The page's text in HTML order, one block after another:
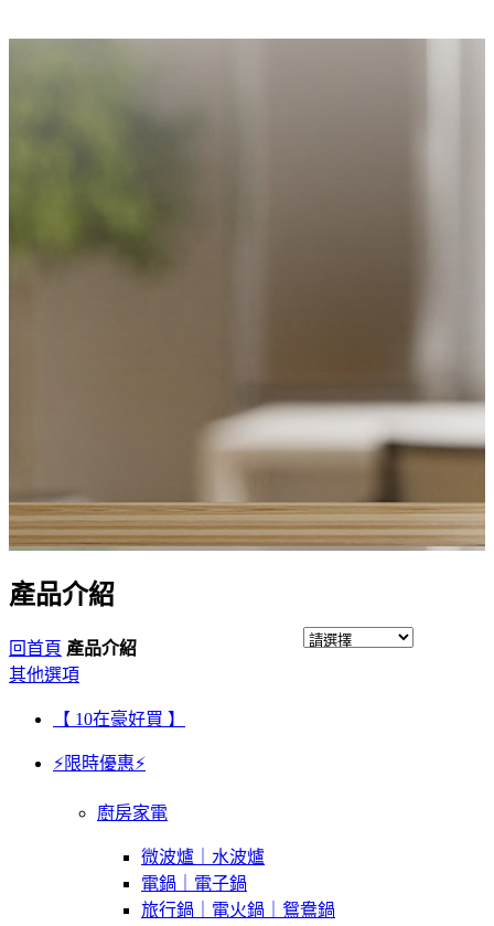
產品介紹
回首頁 產品介紹
其他選項
【 10在豪好買 】
⚡限時優惠⚡
廚房家電
微波爐｜水波爐
電鍋｜電子鍋
旅行鍋｜電火鍋｜鴛鴦鍋